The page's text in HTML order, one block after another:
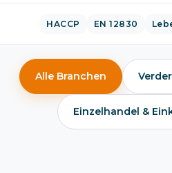
HACCP EN 12830
Alle Branchen
Einzelhandel &